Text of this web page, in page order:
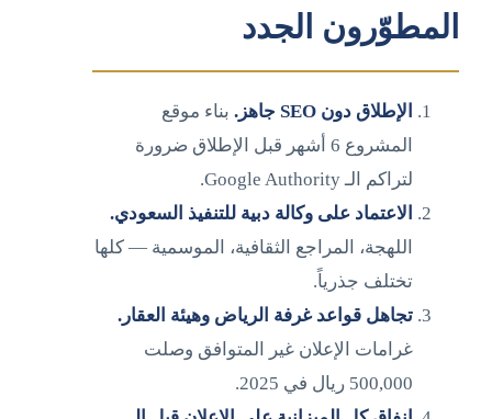
المطوّرون الجدد
الإطلاق دون SEO جاهز.
بناء موقع
المشروع 6 أشهر قبل الإطلاق ضرورة
لتراكم الـ Google Authority.
الاعتماد على وكالة دبية للتنفيذ السعودي.
اللهجة، المراجع الثقافية، الموسمية — كلها
تختلف جذرياً.
تجاهل قواعدغرفة الرياض وهيئة العقار .
غرامات الإعلان غير المتوافق وصلت
500,000 ريال في 2025.